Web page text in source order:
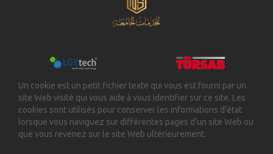
Un cookie est un petit fichier texte qui vous est fourni par un
site Web visité qui vous aide à vous identifier sur ce site. Les
cookies sont utilisés pour conserver les informations d'état
lorsque vous naviguez sur différentes pages d'un site Web ou
que vous revenez sur le site Web ultérieurement.